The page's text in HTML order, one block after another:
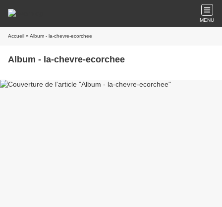
MENU
Accueil » Album - la-chevre-ecorchee
Album - la-chevre-ecorchee